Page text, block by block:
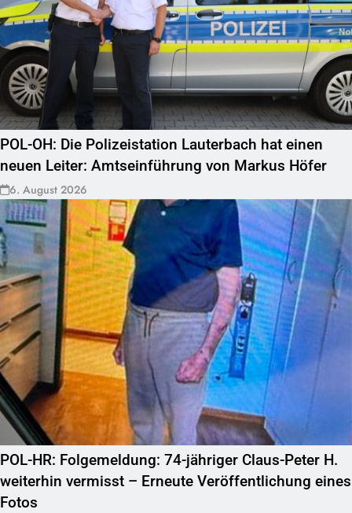
POL-OH: Die Polizeistation Lauterbach hat einen
neuen Leiter: Amtseinführung von Markus Höfer
6. August 2026
POL-HR: Folgemeldung: 74-jähriger Claus-Peter H.
weiterhin vermisst – Erneute Veröffentlichung eines
Fotos